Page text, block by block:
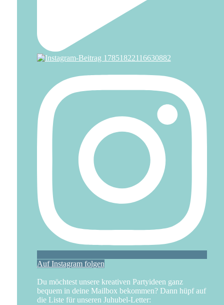
Auf Instagram folgen
Du möchtest unsere kreativen Partyideen ganz
bequem in deine Mailbox bekommen? Dann hüpf auf
die Liste für unseren Juhubel-Letter: